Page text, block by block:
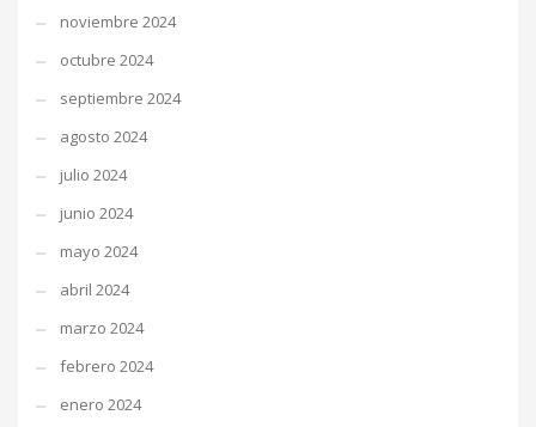
noviembre 2024
octubre 2024
septiembre 2024
agosto 2024
julio 2024
junio 2024
mayo 2024
abril 2024
marzo 2024
febrero 2024
enero 2024